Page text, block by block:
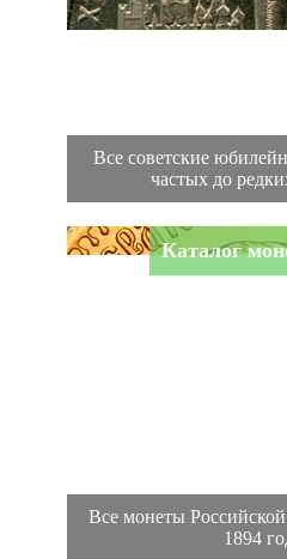
Все советские
частых до
Каталог
Все монеты
1894